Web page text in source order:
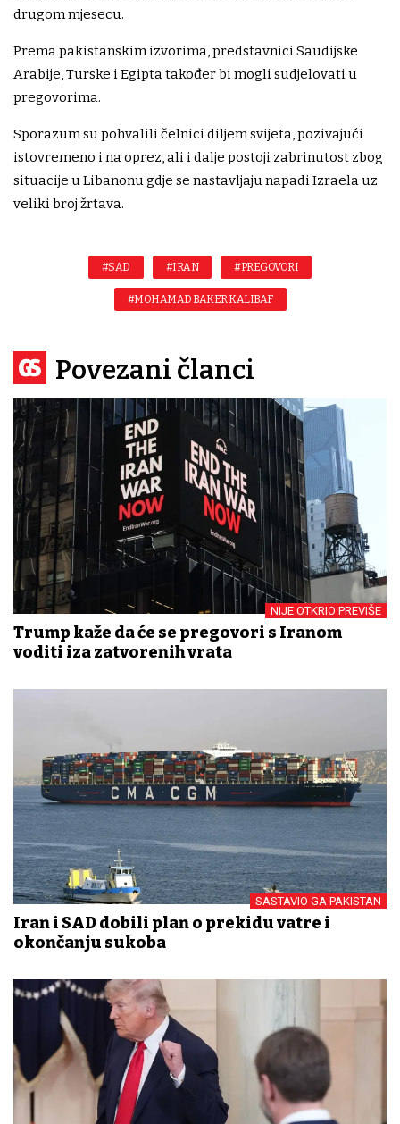
drugom mjesecu.
Prema pakistanskim izvorima, predstavnici Saudijske
Arabije, Turske i Egipta također bi mogli sudjelovati u
pregovorima.
Sporazum su pohvalili čelnici diljem svijeta, pozivajući
istovremeno i na oprez, ali i dalje postoji zabrinutost zbog
situacije u Libanonu gdje se nastavljaju napadi Izraela uz
veliki broj žrtava.
#SAD #IRAN #PREGOVORI
#MOHAMAD BAKER KALIBAF
Povezani članci
NIJE OTKRIO PREVIŠE
Trump kaže da će se pregovori s Iranom
voditi iza zatvorenih vrata
SASTAVIO GA PAKISTAN
Iran i SAD dobili plan o prekidu vatre i
okončanju sukoba